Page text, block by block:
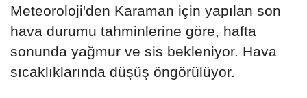
Meteoroloji'den Karaman için yapılan son
hava durumu tahminlerine göre, hafta
sonunda yağmur ve sis bekleniyor. Hava
sıcaklıklarında düşüş öngörülüyor.